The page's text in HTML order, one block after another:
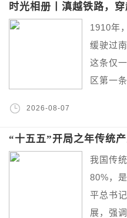
时光相册丨滇越铁路，
1910年
缓驶过
这条仅
区第一
2026-08-07
“十五五”开局之年传统
我国传
80%，
平总书
展，强